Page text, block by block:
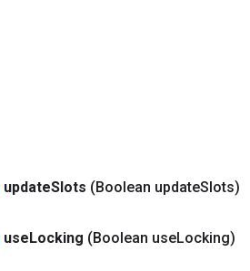
updateSlots (Boolean updateSlots)
useLocking (Boolean useLocking)